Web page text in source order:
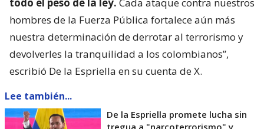
todo el peso de la ley. Cada ataque contra nuestros
hombres de la Fuerza Pública fortalece aún más
nuestra determinación de derrotar al terrorismo y
devolverles la tranquilidad a los colombianos”,
escribió De la Espriella en su cuenta de X.
Lee también...
De la Espriella promete lucha sin